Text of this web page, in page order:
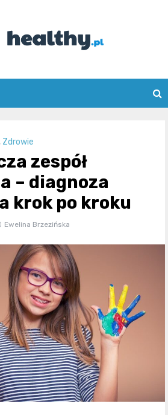
Zdrowie
zespół
– diagnoza
krok po kroku
Ewelina Brzezińska